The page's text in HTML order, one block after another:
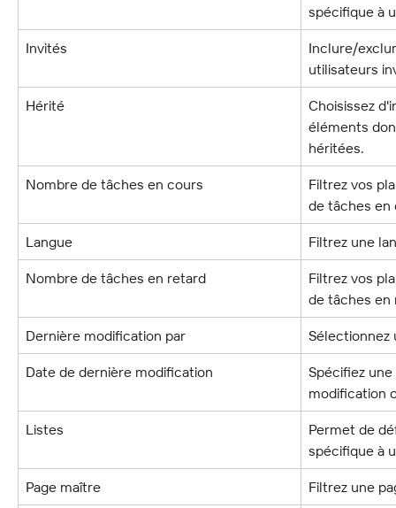
spécifique à
Invités
Inclure/
utilisateurs
Hérité
Choisissez
éléments
héritées.
Nombre de tâches en cours
Filtrez vos
de tâches en
Langue Filtrez une
Nombre de tâches en retard
Filtrez vos
de tâches
Dernière modification par Sélectionnez
Date de dernière modification
Spécifiez
modification
Listes
Permet de
spécifique à
Page maître Filtrez une